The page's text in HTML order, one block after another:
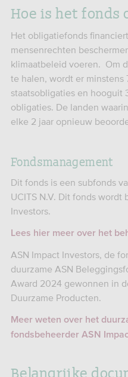
Hoe is het fonds
Het obligatiefonds
mensenrechten
klimaatbeleid voeren. Om
te halen, wordt er minstens
staatsobligaties en hooguit
obligaties. De landen
elke 2 jaar opnieuw
Fondsmanagement
Dit fonds is een subfonds
UCITS N.V. Dit fonds wordt
Investors.
Lees hier meer over het
ASN Impact Investors, de
duurzame ASN
Award 2024 gewonnen in
Duurzame Producten.
Meer weten over het
fondsbeheerder ASN
Belangrijke